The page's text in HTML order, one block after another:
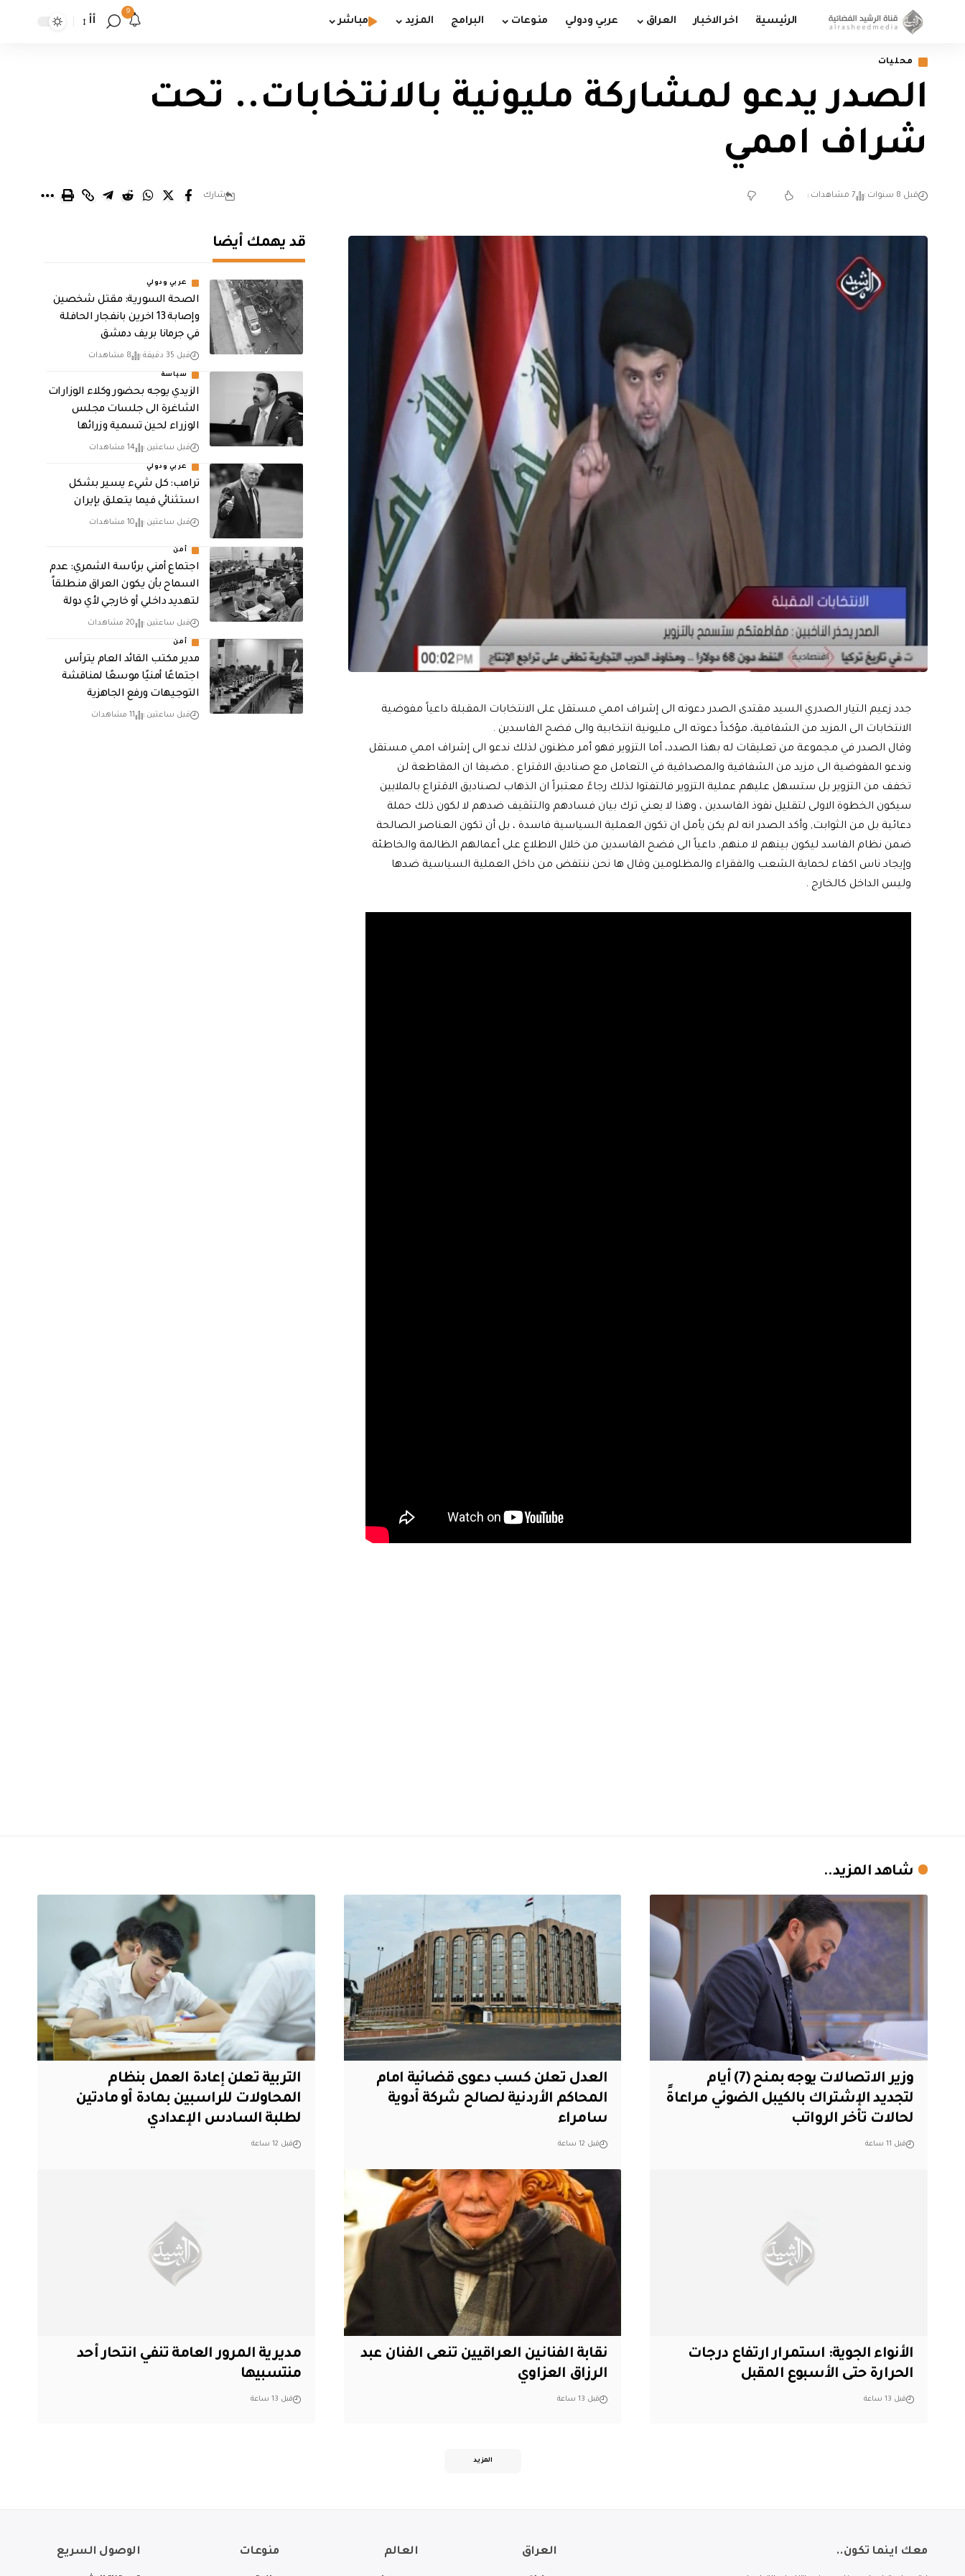
الرئيسية اخر الاخبار العراق عربي ودولي منوعات البرامج المزيد مباشر
9
أأ
محليات
الصدر يدعو لمشاركة مليونية بالانتخابات.. تحت
شراف اممي
قبل 8 سنوات 7 مشاهدات شارك
جدد زعيم التيار الصدري السيد مقتدى الصدر دعوته الى إشراف اممي مستقل على الانتخابات المقبلة داعياً مفوضية
الانتخابات الى المزيد من الشفافية، مؤكداً دعوته الى مليونية انتخابية والى فضح الفاسدين .
وقال الصدر في مجموعة من تعليقات له بهذا الصدد، أما التزوير فهو أمر مظنون لذلك ندعو الى إشراف اممي مستقل
وندعو المفوضية الى مزيد من الشفافية والمصداقية في التعامل مع صناديق الاقتراع , مضيفا ان المقاطعة لن
تخفف من التزوير بل ستسهل عليهم عملية التزوير فالتفتوا لذلك رجاءً معتبراً ان الذهاب لصناديق الاقتراع بالملايين
سيكون الخطوة الاولى لتقليل نفوذ الفاسدين ، وهذا لا يعني ترك بيان فسادهم والتثقيف ضدهم لا لكون ذلك حملة
دعائية بل من الثوابت, وأكد الصدر انه لم يكن يأمل ان تكون العملية السياسية فاسدة ، بل أن تكون العناصر الصالحة
ضمن نظام الفاسد ليكون بينهم لا منهم, داعياً الى فضح الفاسدين من خلال الاطلاع على أعمالهم الظالمة والخاطئة
وإيجاد ناس اكفاء لحماية الشعب والفقراء والمظلومين وقال ها نحن ننتفض من داخل العملية السياسية ضدها
وليس الداخل كالخارج .
قد يهمك أيضا
عربي ودولي
الصحة السورية: مقتل شخصين
وإصابة 13 اخرين بانفجار الحافلة
في جرمانا بريف دمشق
قبل 35 دقيقة 8 مشاهدات
سياسة
الزيدي يوجه بحضور وكلاء الوزارات
الشاغرة الى جلسات مجلس
الوزراء لحين تسمية وزرائها
قبل ساعتين 14 مشاهدات
عربي ودولي
ترامب: كل شيء يسير بشكل
استثنائي فيما يتعلق بإيران
قبل ساعتين 10 مشاهدات
أمن
اجتماع أمني برئاسة الشمري: عدم
السماح بأن يكون العراق منطلقاً
لتهديد داخلي أو خارجي لأي دولة
قبل ساعتين 20 مشاهدات
أمن
مدير مكتب القائد العام يترأس
اجتماعًا أمنيًا موسعًا لمناقشة
التوجيهات ورفع الجاهزية
قبل ساعتين 11 مشاهدات
شاهد المزيد..
وزير الاتصالات يوجه بمنح (7) أيام
لتجديد الإشتراك بالكيبل الضوئي مراعاةً
لحالات تأخر الرواتب
قبل 11 ساعة
العدل تعلن كسب دعوى قضائية امام
المحاكم الأردنية لصالح شركة أدوية
سامراء
قبل 12 ساعة
التربية تعلن إعادة العمل بنظام
المحاولات للراسبين بمادة أو مادتين
لطلبة السادس الإعدادي
قبل 12 ساعة
الأنواء الجوية: استمرار ارتفاع درجات
الحرارة حتى الأسبوع المقبل
قبل 13 ساعة
نقابة الفنانين العراقيين تنعى الفنان عبد
الرزاق العزاوي
قبل 13 ساعة
مديرية المرور العامة تنفي انتحار أحد
منتسبيها
قبل 13 ساعة
المزيد
معك اينما تكون.. العراق العالم منوعات الوصول السريع